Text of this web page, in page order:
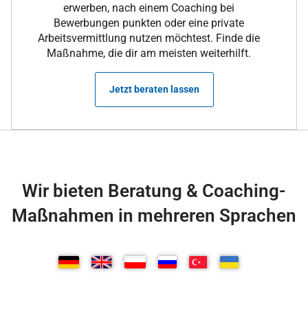
erwerben, nach einem Coaching bei
Bewerbungen punkten oder eine private
Arbeitsvermittlung nutzen möchtest. Finde die
Maßnahme, die dir am meisten weiterhilft.
Jetzt beraten lassen
Wir bieten Beratung & Coaching-
Maßnahmen in mehreren Sprachen